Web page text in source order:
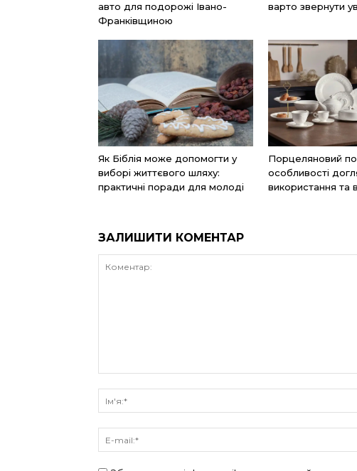
авто для подорожі Івано-
Франківщиною
варто звернути
Як Біблія може допомогти у
виборі життєвого шляху:
практичні поради для молоді
Порцеляновий
особливості
використання та
ЗАЛИШИТИ КОМЕНТАР